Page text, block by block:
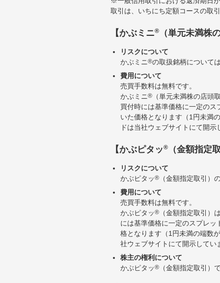
取引は、いちにち定額コースの取
【かぶミニ® （単元未満株
リスクについて
かぶミニ®の取扱銘柄について
費用について
売買手数料は無料です。
かぶミニ®
（単元未満株の店頭
買付時には基準価格に一定の
いた価格となります（1円未満
ドは当社ウェブサイトにて開
【かぶピタッ® （金額指定
リスクについて
かぶピタッ®
（金額指定取引）
費用について
売買手数料は無料です。
かぶピタッ®
（金額指定取引）
には基準価格に一定のスプレ
格となります（1円未満の端数
社ウェブサイトにて開示して
株主の権利について
かぶピタッ® （金額指定取引）